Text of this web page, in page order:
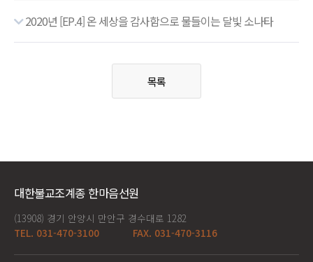
2020년 [EP.4] 온 세상을 감사함으로 물들이는 달빛 소나타
목록
대한불교조계종 한마음선원
(13908) 경기 안양시 만안구 경수대로 1282
TEL. 031-470-3100
FAX. 031-470-3116